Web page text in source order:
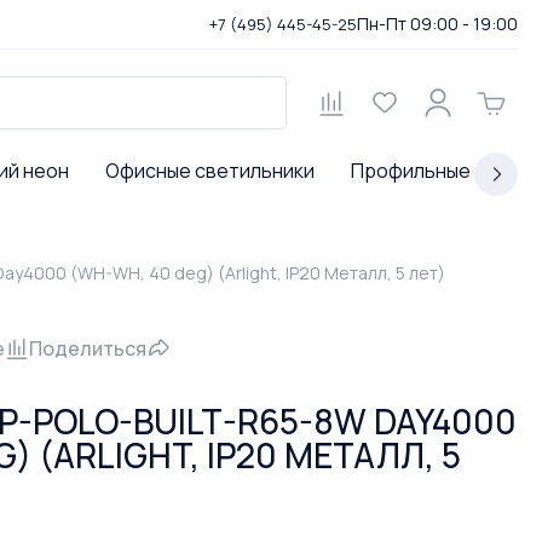
+7 (495) 445-45-25Пн-Пт 09:00 - 19:00
неон Офисные светильники Профильные
(WH-WH, 40 deg) (Arlight, IP20 Металл, 5 лет)
Поделиться
BUILT-R65-8W DAY4000
(ARLIGHT, IP20 МЕТАЛЛ, 5